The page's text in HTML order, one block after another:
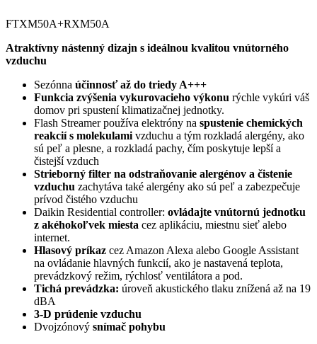
FTXM50A+RXM50A
Atraktívny nástenný dizajn s ideálnou kvalitou vnútorného
vzduchu
Sezónna účinnosť až do triedy A+++
Funkcia zvýšenia vykurovacieho výkonu rýchle vykúri váš
domov pri spustení klimatizačnej jednotky.
Flash Streamer používa elektróny na spustenie chemických
reakcií s molekulami vzduchu a tým rozkladá alergény, ako
sú peľ a plesne, a rozkladá pachy, čím poskytuje lepší a
čistejší vzduch
Strieborný filter na odstraňovanie alergénov a čistenie
vzduchu zachytáva také alergény ako sú peľ a zabezpečuje
prívod čistého vzduchu
Daikin Residential controller: ovládajte vnútornú jednotku
z akéhokoľvek miesta cez aplikáciu, miestnu sieť alebo
internet.
Hlasový príkaz cez Amazon Alexa alebo Google Assistant
na ovládanie hlavných funkcií, ako je nastavená teplota,
prevádzkový režim, rýchlosť ventilátora a pod.
Tichá prevádzka: úroveň akustického tlaku znížená až na 19
dBA
3-D prúdenie vzduchu
Dvojzónový snímač pohybu